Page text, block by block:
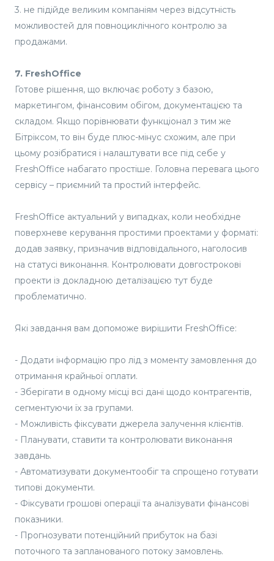
3. не підійде великим компаніям через відсутність
можливостей для повноциклічного контролю за
продажами.
7. FreshOffice
Готове рішення, що включає роботу з базою,
маркетингом, фінансовим обігом, документацією та
складом. Якщо порівнювати функціонал з тим же
Бітріксом, то він буде плюс-мінус схожим, але при
цьому розібратися і налаштувати все під себе у
FreshOffice набагато простіше. Головна перевага цього
сервісу – приємний та простий інтерфейс.
FreshOffice актуальний у випадках, коли необхідне
поверхневе керування простими проектами у форматі:
додав заявку, призначив відповідального, наголосив
на статусі виконання. Контролювати довгострокові
проекти із докладною деталізацією тут буде
проблематично.
Які завдання вам допоможе вирішити FreshOffice:
- Додати інформацію про лід з моменту замовлення до
отримання крайньої оплати.
- Зберігати в одному місці всі дані щодо контрагентів,
сегментуючи їх за групами.
- Можливість фіксувати джерела залучення клієнтів.
- Планувати, ставити та контролювати виконання
завдань.
- Автоматизувати документообіг та спрощено готувати
типові документи.
- Фіксувати грошові операції та аналізувати фінансові
показники.
- Прогнозувати потенційний прибуток на базі
поточного та запланованого потоку замовлень.